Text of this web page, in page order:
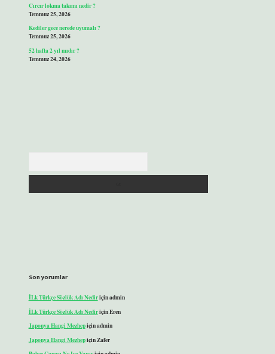
Cırcır lokma takımı nedir ?
Temmuz 25, 2026
Kediler gece nerede uyumalı ?
Temmuz 25, 2026
52 hafta 2 yıl mıdır ?
Temmuz 24, 2026
Son yorumlar
İLk Türkçe Sözlük Adı Nediriçinadmin
İLk Türkçe Sözlük Adı NediriçinEren
Japonya Hangi Mezhepiçinadmin
Japonya Hangi MezhepiçinZafer